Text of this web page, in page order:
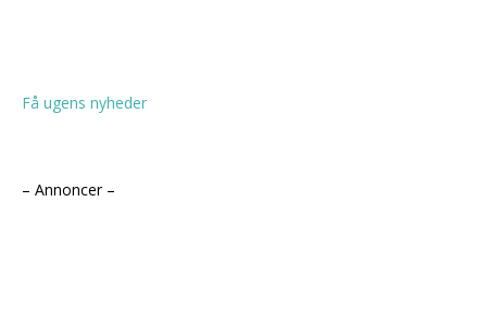
Få ugens nyheder
– Annoncer –